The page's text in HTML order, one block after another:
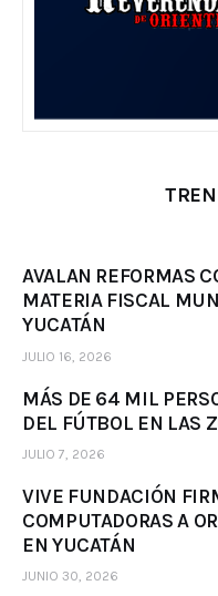
AVALAN REFORMAS
MATERIA FISCAL
YUCATÁN
JULIO 16, 2026
MÁS DE 64 MIL
DEL FÚTBOL EN LAS
JULIO 7, 2026
VIVE FUNDACIÓN
COMPUTADORAS A
EN YUCATÁN
JUNIO 30, 2026